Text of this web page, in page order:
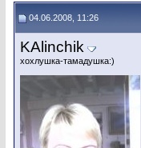
04.06.2008, 11:26
KAlinchik
хохлушка-тамадушка:)